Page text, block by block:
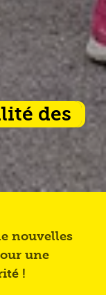
des
nouvelles
une
!